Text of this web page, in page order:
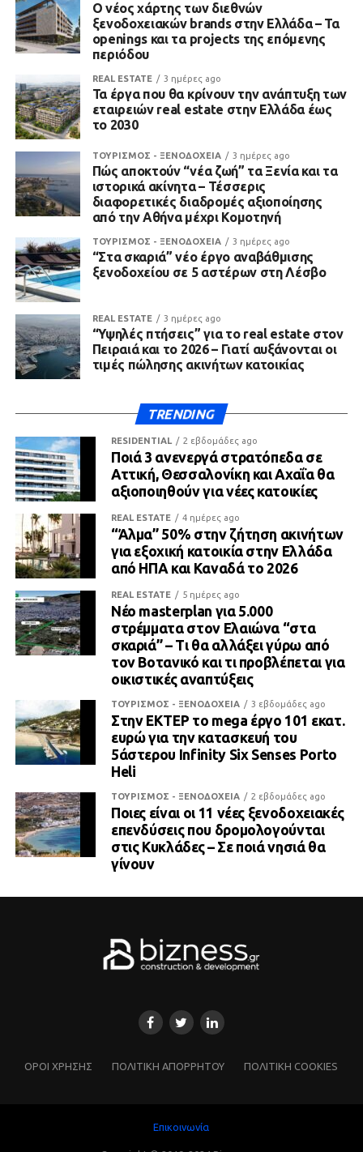
Ο νέος χάρτης των διεθνών
ξενοδοχειακών brands στην Ελλάδα – Τα
openings και τα projects της επόμενης
περιόδου
REAL ESTATE 3 ημέρες ago
Τα έργα που θα κρίνουν την ανάπτυξη των
εταιρειών real estate στην Ελλάδα έως
το 2030
ΤΟΥΡΙΣΜΟΣ - ΞΕΝΟΔΟΧΕΙΑ 3 ημέρες ago
Πώς αποκτούν “νέα ζωή” τα Ξενία και τα
ιστορικά ακίνητα – Τέσσερις
διαφορετικές διαδρομές αξιοποίησης
από την Αθήνα μέχρι Κομοτηνή
ΤΟΥΡΙΣΜΟΣ - ΞΕΝΟΔΟΧΕΙΑ 3 ημέρες ago
“Στα σκαριά” νέο έργο αναβάθμισης
ξενοδοχείου σε 5 αστέρων στη Λέσβο
REAL ESTATE 3 ημέρες ago
“Υψηλές πτήσεις” για το real estate στον
Πειραιά και το 2026 – Γιατί αυξάνονται οι
τιμές πώλησης ακινήτων κατοικίας
TRENDING
RESIDENTIAL 2 εβδομάδες ago
Ποιά 3 ανενεργά στρατόπεδα σε
Αττική, Θεσσαλονίκη και Αχαΐα θα
αξιοποιηθούν για νέες κατοικίες
REAL ESTATE 4 ημέρες ago
“Άλμα” 50% στην ζήτηση ακινήτων
για εξοχική κατοικία στην Ελλάδα
από ΗΠΑ και Καναδά το 2026
REAL ESTATE 5 ημέρες ago
Νέο masterplan για 5.000
στρέμματα στον Ελαιώνα “στα
σκαριά” – Τι θα αλλάξει γύρω από
τον Βοτανικό και τι προβλέπεται για
οικιστικές αναπτύξεις
ΤΟΥΡΙΣΜΟΣ - ΞΕΝΟΔΟΧΕΙΑ 3 εβδομάδες ago
Στην ΕΚΤΕΡ το mega έργο 101 εκατ.
ευρώ για την κατασκευή του
5άστερου Infinity Six Senses Porto
Heli
ΤΟΥΡΙΣΜΟΣ - ΞΕΝΟΔΟΧΕΙΑ 2 εβδομάδες ago
Ποιες είναι οι 11 νέες ξενοδοχειακές
επενδύσεις που δρομολογούνται
στις Κυκλάδες – Σε ποιά νησιά θα
γίνουν
ΌΡΟΙ ΧΡΗΣΗΣ ΠΟΛΙΤΙΚΗ ΑΠΟΡΡΗΤΟΥ ΠΟΛΙΤΙΚΗ COOKIES
Επικοινωνία